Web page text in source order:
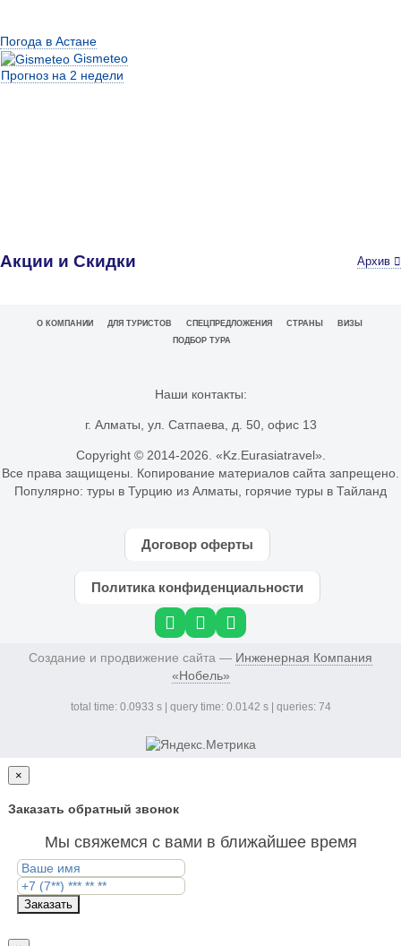
Погода в Астане
Gismeteo
Прогноз на 2 недели
Акции и Скидки Архив
О КОМПАНИИ ДЛЯ ТУРИСТОВ СПЕЦПРЕДЛОЖЕНИЯ СТРАНЫ
ВИЗЫ
ПОДБОР ТУРА
Наши контакты:
г. Алматы, ул. Сатпаева, д. 50, офис 13
Copyright © 2014-2026. «Kz.Eurasiatravel».
Все права защищены. Копирование материалов сайта запрещено.
Популярно: туры в Турцию из Алматы горячие туры в Тайланд
Договор оферты
Политика конфиденциальности
Создание и продвижение сайта — Инженерная Компания
«Нобель»
total time: 0.0933 s | query time: 0.0142 s | queries: 74
×
Заказать обратный звонок
Мы свяжемся с вами в ближайшее время
Заказать